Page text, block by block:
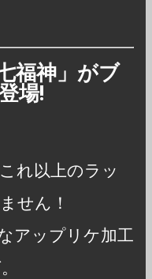
福神」がブ
場!
れ以上のラッ
せん！
アップリケ加工